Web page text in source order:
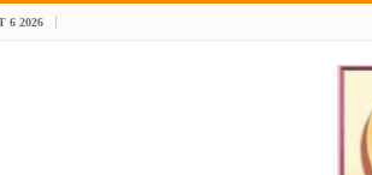
6 2026